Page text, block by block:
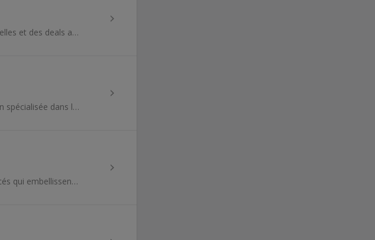
Groupon est le site idéal pour trouver des offres exceptionnelles et des deals autour de chez vous.
Castorama est une enseigne française de grande distribution spécialisée dans les domaines du bricolage, du bâti, de l’aménagement...
eufy est synonyme de nouvelle génération d'appareils avancés qui embellissent votre maison intelligente.